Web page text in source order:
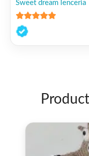
Sweet dream lenceria
5de 5